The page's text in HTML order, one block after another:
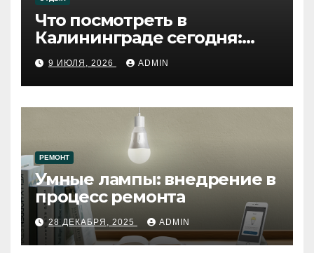
Что посмотреть в
Калининграде сегодня:
путеводитель по самому
западному городу России
9 ИЮЛЯ, 2026 ADMIN
РЕМОНТ
Умные лампы: внедрение в
процесс ремонта
28 ДЕКАБРЯ, 2025 ADMIN